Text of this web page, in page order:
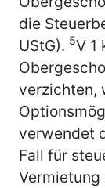
die
UStG). 5V 1
verzichten,
verwendet
Fall für
Vermietung